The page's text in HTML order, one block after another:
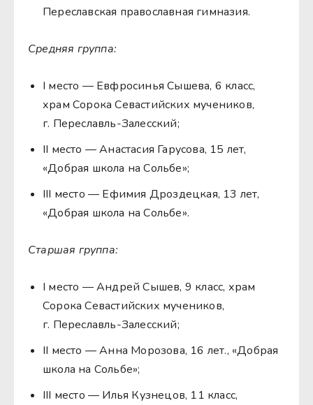
Переславская православная гимназия.
Средняя группа:
I место — Евфросинья Сышева, 6 класс,
храм Сорока Севастийских мучеников,
г. Переславль-Залесский;
II место — Анастасия Гарусова, 15 лет,
«Добрая школа на Сольбе»;
III место — Ефимия Дроздецкая, 13 лет,
«Добрая школа на Сольбе».
Старшая группа:
I место — Андрей Сышев, 9 класс, храм
Сорока Севастийских мучеников,
г. Переславль-Залесский;
II место — Анна Морозова, 16 лет., «Добрая
школа на Сольбе»;
III место — Илья Кузнецов, 11 класс,